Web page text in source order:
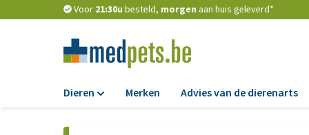
Voor 21:30u besteld, morgen aan huis geleverd*
Dieren Merken Advies van de dierenarts